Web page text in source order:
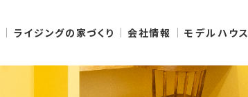
ライジングの家づくり 会社情報 モデルハウス